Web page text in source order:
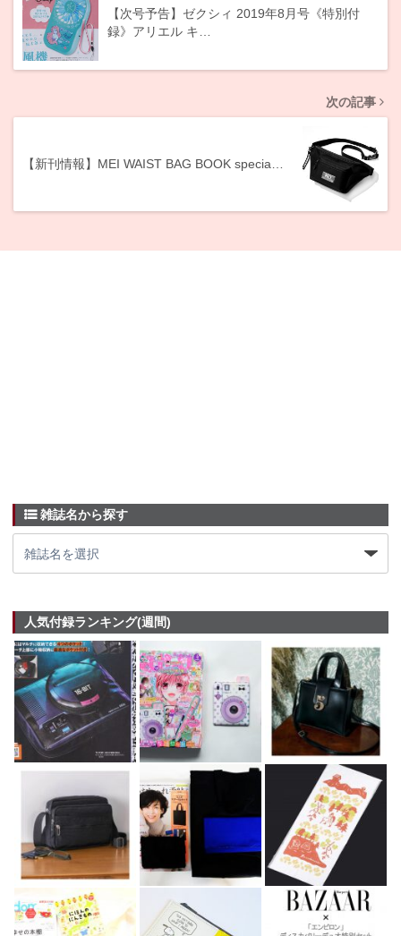
【次号予告】ゼクシィ 2019年8月号《特別付
録》アリエル キ…
次の記事
【新刊情報】MEI WAIST BAG BOOK specia…
雑誌名から探す
人気付録ランキング(週間)